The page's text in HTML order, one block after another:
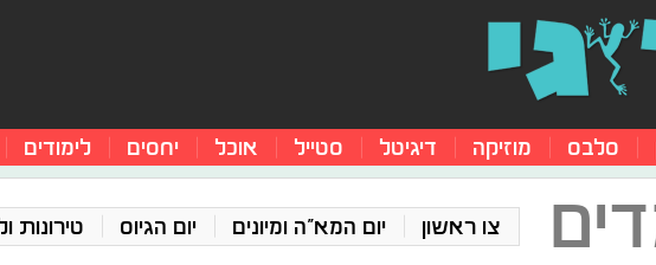
סלבס מוזיקה דיגיטל סטייל אוכל יחסים לימודים
צו ראשון יום המא"ה ומיונים יום הגיוס טירונות